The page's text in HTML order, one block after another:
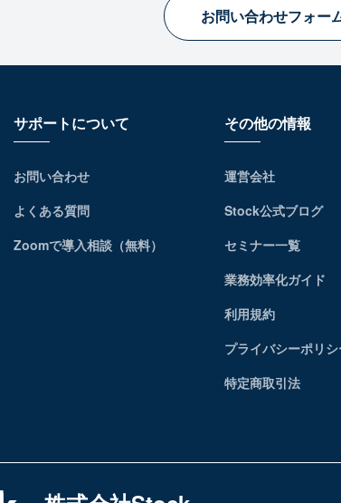
お問い合わせフォー
サポートについて
お問い合わせ
よくある質問
Zoomで導入相談（無料）
その他の情報
運営会社
Stock公式ブログ
セミナー一覧
業務効率化ガイド
利用規約
プライバシーポリ
特定商取引法